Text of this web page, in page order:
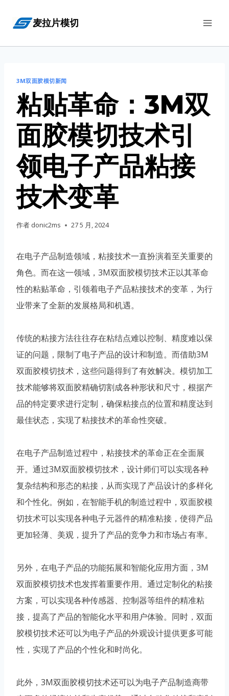
麦拉片模切
3M双面胶模切新闻
粘贴革命：3M双
面胶模切技术引
领电子产品粘接
技术变革
作者 donic2ms 27 5 月, 2024
在电子产品制造领域，粘接技术一直扮演着至关重要的
角色。而在这一领域，3M双面胶模切技术正以其革命
性的粘贴革命，引领着电子产品粘接技术的变革，为行
业带来了全新的发展格局和机遇。
传统的粘接方法往往存在粘结点难以控制、精度难以保
证的问题，限制了电子产品的设计和制造。而借助3M
双面胶模切技术，这些问题得到了有效解决。模切加工
技术能够将双面胶精确切割成各种形状和尺寸，根据产
品的特定要求进行定制，确保粘接点的位置和精度达到
最佳状态，实现了粘接技术的革命性突破。
在电子产品制造过程中，粘接技术的革命正在全面展
开。通过3M双面胶模切技术，设计师们可以实现各种
复杂结构和形态的粘接，从而实现了产品设计的多样化
和个性化。例如，在智能手机的制造过程中，双面胶模
切技术可以实现各种电子元器件的精准粘接，使得产品
更加轻薄、美观，提升了产品的竞争力和市场占有率。
另外，在电子产品的功能拓展和智能化应用方面，3M
双面胶模切技术也发挥着重要作用。通过定制化的粘接
方案，可以实现各种传感器、控制器等组件的精准粘
接，提高了产品的智能化水平和用户体验。同时，双面
胶模切技术还可以为电子产品的外观设计提供更多可能
性，实现了产品的个性化和时尚化。
此外，3M双面胶模切技术还可以为电子产品制造商带